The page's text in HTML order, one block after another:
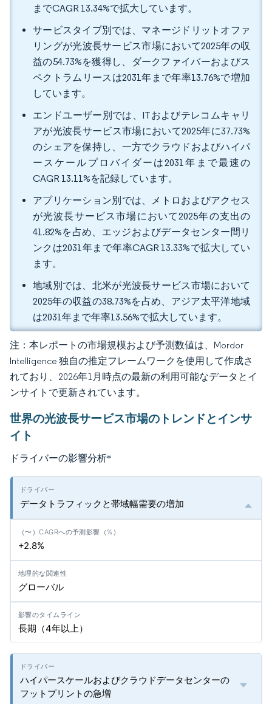
までCAGR 13.34%で拡大しています。
サービスタイプ別では、マネージドリットオファ
リングが光波長サービス市場において2025年の収
益の54.73%を獲得し、ダークファイバーおよびス
ペクトラムリースは2031年まで年率13.76%で増加
しています。
エンドユーザー別では、ITおよびテレコムキャリ
アが光波長サービス市場において2025年に37.73%
のシェアを保持し、一方でクラウドおよびハイパ
ースケールプロバイダーは2031年まで最速の
CAGR 13.11%を記録しています。
アプリケーション別では、メトロおよびアクセス
が光波長サービス市場において2025年の支出の
41.82%を占め、エッジおよびデータセンター間リ
ンクは2031年まで年率CAGR 13.33%で拡大してい
ます。
地域別では、北米が光波長サービス市場において
2025年の収益の38.73%を占め、アジア太平洋地域
は2031年まで年率13.56%で拡大しています。
注：本レポートの市場規模および予測数値は、Mordor
Intelligence 独自の推定フレームワークを使用して作成さ
れており、2026年1月時点の最新の利用可能なデータとイ
ンサイトで更新されています。
世界の光波長サービス市場のトレンドとインサ
イト
ドライバーの影響分析*
データトラフィックと帯域幅需要の増加
+2.8%
グローバル
長期（4年以上）
ハイパースケールおよびクラウドデータセンターの
フットプリントの急増